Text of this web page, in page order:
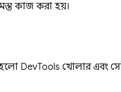
কাজ করা হয়।
DevTools খোলার এবং